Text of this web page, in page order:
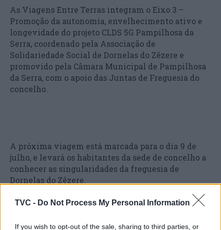
TVC - Do Not Process My Personal Information
If you wish to opt-out of the sale, sharing to third parties, or
As Viagens Entre Terras integram o Eixo 3 –
Promoção da autonomia, envelhecimento ativo e
longevidade do projeto CLDS 5G Pampilhosa da
Serra, coordenado pela Associação de
Solidariedade Social de Dornelas do Zêzere e
promovido pela Câmara Municipal de Pampilhosa
da Serra, com o apoio das Juntas de Freguesia do
concelho.
A próxima viagem está marcada para o dia 9 de
julho, e levará os habitantes da sede de concelho a
conhecer as singularidades da freguesia de
Dornelas do Zêzere.